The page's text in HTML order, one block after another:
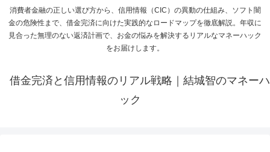
消費者金融の正しい選び方から、信用情報（CIC）の異動の仕組み、ソフト闇
金の危険性まで、借金完済に向けた実践的なロードマップを徹底解説。年収に
見合った無理のない返済計画で、お金の悩みを解決するリアルなマネーハック
をお届けします。
借金完済と信用情報のリアル戦略｜結城智のマネーハ
ック